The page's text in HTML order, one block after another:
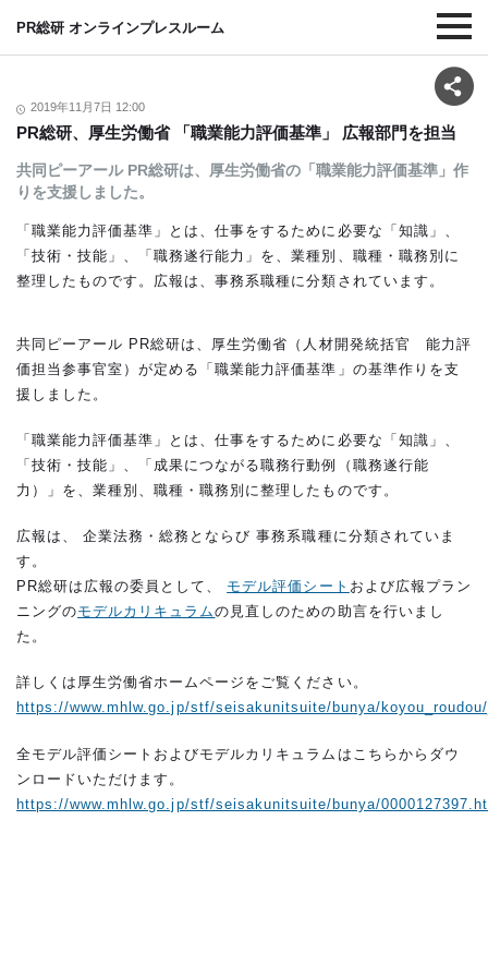
PR総研 オンラインプレスルーム
2019年11月7日 12:00
PR総研、厚生労働省 「職業能力評価基準」 広報部門を担当
共同ピーアール PR総研は、厚生労働省の「職業能力評価基準」作
りを支援しました。
「職業能力評価基準」とは、仕事をするために必要な「知識」、
「技術・技能」、「職務遂行能力」を、業種別、職種・職務別に
整理したものです。広報は、事務系職種に分類されています。
共同ピーアール PR総研は、厚生労働省（人材開発統括官 能力評
価担当参事官室）が定める「職業能力評価基準」の基準作りを支
援しました。
「職業能力評価基準」とは、仕事をするために必要な「知識」、
「技術・技能」、「成果につながる職務行動例（職務遂行能
力）」を、業種別、職種・職務別に整理したものです。
広報は、 企業法務・総務とならび 事務系職種に分類されていま
す。
PR総研は広報の委員として、 モデル評価シート および広報プラン
ニングのモデルカリキュラムの見直しのための助言を行いまし
た。
詳しくは厚生労働省ホームページをご覧ください。
https://www.mhlw.go.jp/stf/seisakunitsuite/bunya/
全モデル評価シートおよびモデルカリキュラムはこちらからダウ
ンロードいただけます。
https://www.mhlw.go.jp/stf/seisakunitsuite/bunya/